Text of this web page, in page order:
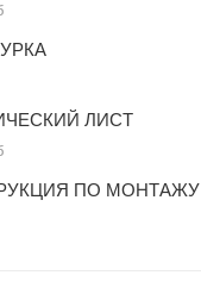
ЛИСТ
ПО МОНТАЖУ